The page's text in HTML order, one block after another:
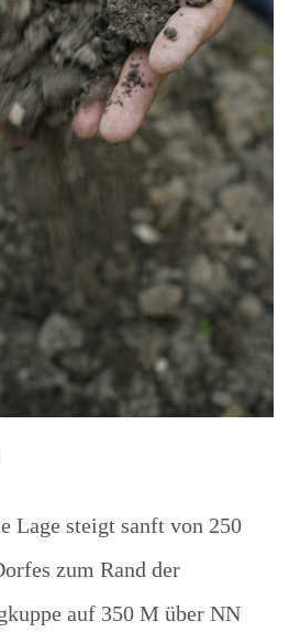
Lage steigt sanft von 250
zum Rand der
auf 350 M über NN